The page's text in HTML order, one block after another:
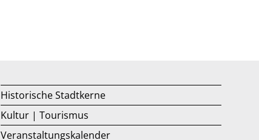
Historische Stadtkerne
Kultur | Tourismus
Veranstaltungskalender